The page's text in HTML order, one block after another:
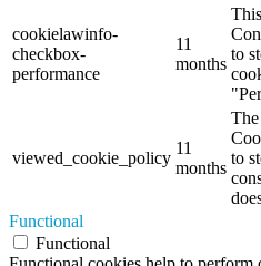
cookielawinfo-
checkbox-
performance
11
months
to
viewed_cookie_policy
11
months
to
Functional
Functional